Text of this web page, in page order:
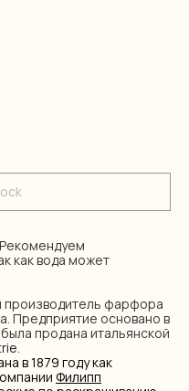
как вода может
производитель фарфора
Предприятие основано в
продана итальянской
.
в 1879 году как
Филипп